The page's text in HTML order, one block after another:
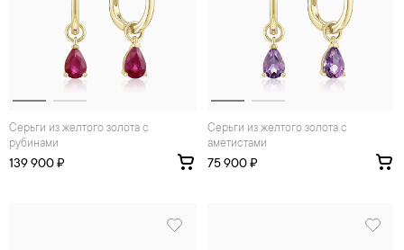
Серьги из желтого золота с
рубинами
139 900 ₽
Серьги из желтого золота с
аметистами
75 900 ₽